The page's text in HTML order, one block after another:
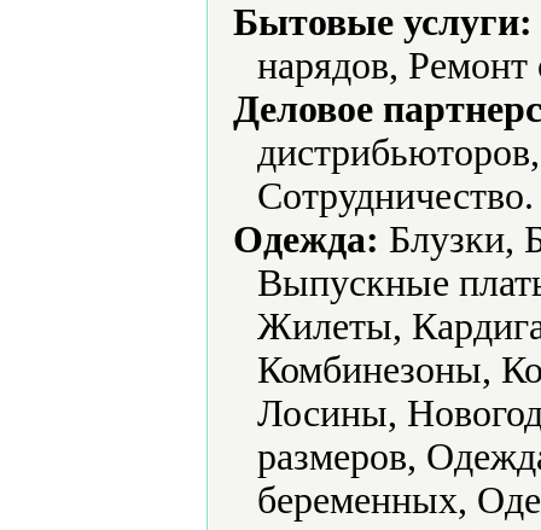
Бытовые услуги:
нарядов,
Деловое
Сотрудничество.
Одежда: Блузки,
Выпускные
Жилеты,
Комбинезоны,
Лосины,
размеров,
беременных,